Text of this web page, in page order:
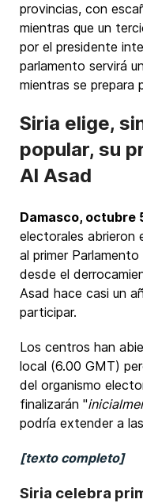
provincias, con
mientras que un
por el presidente
parlamento servirá
mientras se prepara
Siria elige,
popular, su
Al Asad
Damasco, octubre
electorales abrieron
al primer
desde el
Asad hace casi un
participar.
Los centros han
local (6.00 GMT)
del organismo
finalizarán "
podría extender a
[texto completo]
Siria celebra